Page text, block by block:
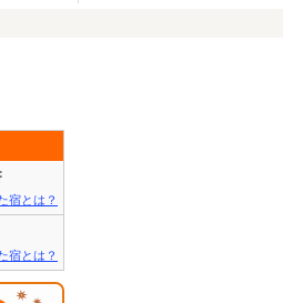
宿とは？
宿とは？